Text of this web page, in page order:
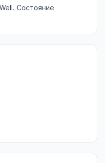
Состояние